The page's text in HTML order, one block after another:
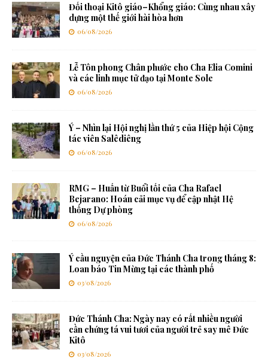
Đối thoại Kitô giáo–Khổng giáo: Cùng nhau xây
dựng một thế giới hài hòa hơn
06/08/2026
Lễ Tôn phong Chân phước cho Cha Elia Comini
và các linh mục tử đạo tại Monte Sole
06/08/2026
Ý – Nhìn lại Hội nghị lần thứ 5 của Hiệp hội Cộng
tác viên Salêdiêng
06/08/2026
RMG – Huấn từ Buổi tối của Cha Rafael
Bejarano: Hoán cải mục vụ để cập nhật Hệ
thống Dự phòng
06/08/2026
Ý cầu nguyện của Đức Thánh Cha trong tháng 8:
Loan báo Tin Mừng tại các thành phố
03/08/2026
Đức Thánh Cha: Ngày nay có rất nhiều người
cần chứng tá vui tươi của người trẻ say mê Đức
Kitô
03/08/2026